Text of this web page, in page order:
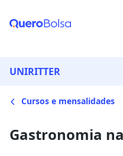
UNIRITTER
Cursos e mensalidades
Gastronomia